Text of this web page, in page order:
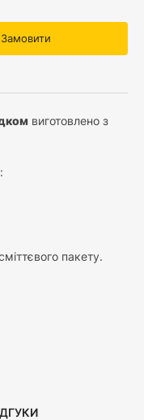
Замовити
виготовлено з
пакету.